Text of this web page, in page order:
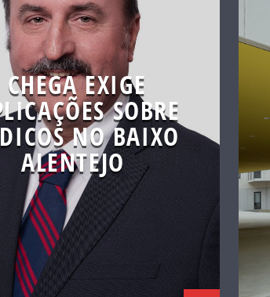
CHEGA EXIGE
SOBRE
NO BAIXO
ALENTEJO